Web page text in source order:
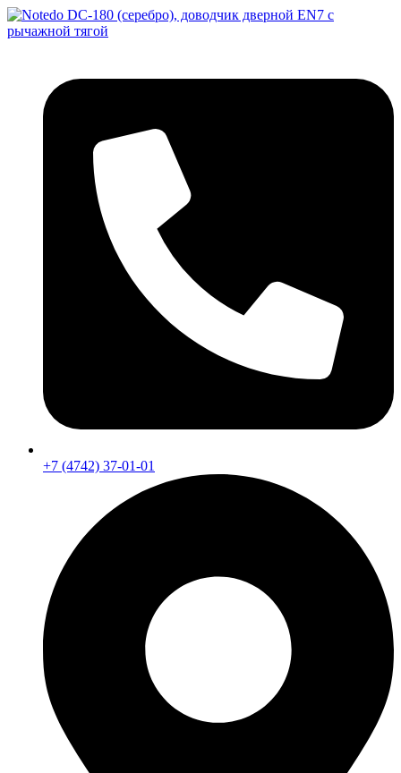
Перейти
к
+7 (4742) 37-01-01